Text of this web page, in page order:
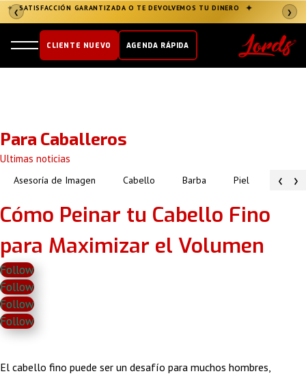
❮ ❯
✦ SATISFACCIÓN GARANTIZADA O TE DEVOLVEMOS TU DINERO ✦
CLIENTE NUEVO AGENDA RÁPIDA
Para Caballeros
Ultimas noticias
‹
Asesoría de Imagen Cabello Barba Piel ›
Cómo Peinar tu Cabello Fino
para Maximizar el Volumen
Follow
Follow
Follow
Follow
El cabello fino puede ser un desafío para muchos hombres,